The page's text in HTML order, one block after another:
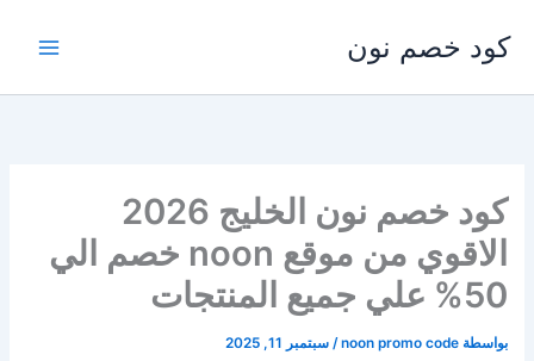
إلى
المحتوى
كود خصم نون
كود خصم نون الخليج 2026
الاقوي من موقع noon خصم الي
50% علي جميع المنتجات
بواسطة noon promo code
/سبتمبر 11, 2025